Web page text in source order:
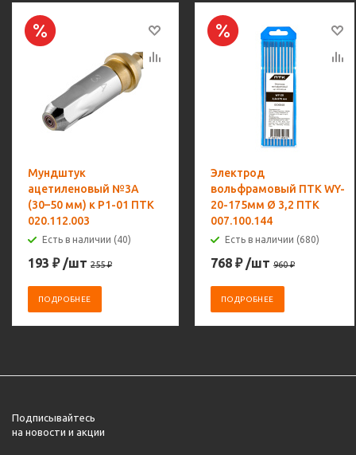
Мундштук
ацетиленовый №3А
(30–50 мм) к Р1-01 ПТК
020.112.003
Есть в наличии (40)
193 ₽ /шт 255₽
ПОДРОБНЕЕ
Электрод
вольфрамовый ПТК WY-
20-175мм Ø 3,2 ПТК
007.100.144
Есть в наличии (680)
768 ₽ /шт 960₽
ПОДРОБНЕЕ
Подписывайтесь
на новости и акции